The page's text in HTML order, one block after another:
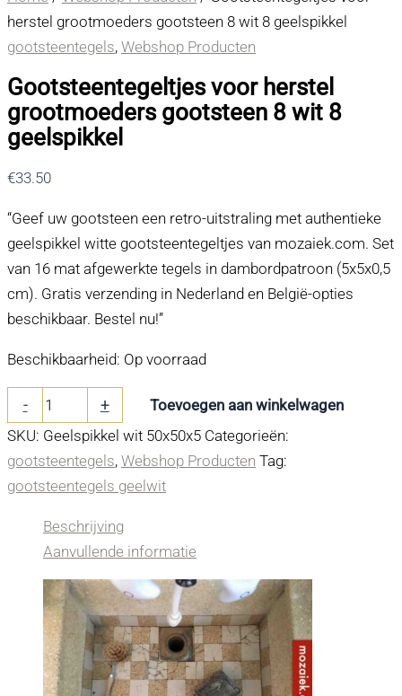
herstel grootmoeders gootsteen 8 wit 8 geelspikkel
gootsteentegels, Webshop Producten
Gootsteentegeltjes voor herstel
grootmoeders gootsteen 8 wit 8
geelspikkel
€33.50
“Geef uw gootsteen een retro-uitstraling met authentieke
geelspikkel witte gootsteentegeltjes van mozaiek.com. Set
van 16 mat afgewerkte tegels in dambordpatroon (5x5x0,5
cm). Gratis verzending in Nederland en België-opties
beschikbaar. Bestel nu!”
Beschikbaarheid: Op voorraad
-
Gootsteentegeltjes
voor
grootmoeders
gootsteen
geelspikkel
aantal
+
Toevoegen aan winkelwagen
SKU: Geelspikkel wit 50x50x5 Categorieën:
gootsteentegels, Webshop Producten Tag:
gootsteentegels geelwit
Beschrijving
Aanvullende informatie